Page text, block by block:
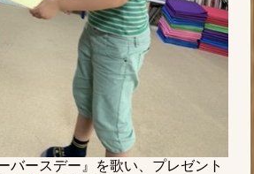
バースデー』を歌い、プレゼント